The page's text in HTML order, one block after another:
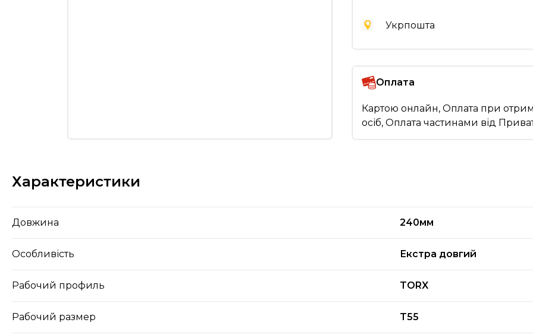
Укрпошта
Оплата
Картою онлайн, Оплата при
осіб, Оплата частинами від
Характеристики
Довжина 240мм
Особливість Екстра довгий
Рабочий профиль TORX
Рабочий размер T55